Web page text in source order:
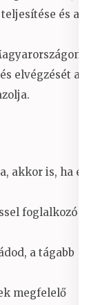
és a
elvégzését az
akkor is, ha ez
foglalkozó
a tágabb
megfelelő